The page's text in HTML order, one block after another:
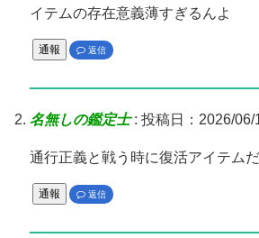
イテムの存在意義薄すぎるんよ
通報 返信
名無しの鑑定士: 投稿日：2026/06/
通行正義と戦う時に復活アイテム
通報 返信